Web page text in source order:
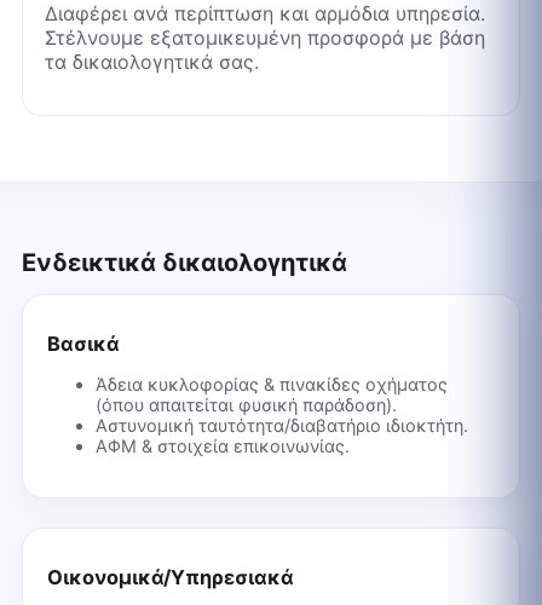
Διαφέρει ανά περίπτωση και αρμόδια υπηρεσία.
Στέλνουμε εξατομικευμένη προσφορά με βάση
τα δικαιολογητικά σας.
Ενδεικτικά δικαιολογητικά
Βασικά
Άδεια κυκλοφορίας & πινακίδες οχήματος
(όπου απαιτείται φυσική παράδοση).
Αστυνομική ταυτότητα/διαβατήριο ιδιοκτήτη.
ΑΦΜ & στοιχεία επικοινωνίας.
Οικονομικά/Υπηρεσιακά